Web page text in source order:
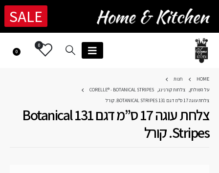
SALE
0
0
HOME
חנות
על השולחן, צלחות קורנינג,
CORELLE® - BOTANICAL STRIPES
צלחת עוגה 17 ס”מ דגם 131 BOTANICAL STRIPES. קורל
צלחת עוגה 17 ס”מ דגם 131 Botanical
Stripes. קורל